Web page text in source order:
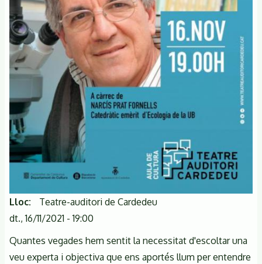
Lloc
Teatre-auditori de Cardedeu
dt., 16/11/2021 - 19:00
Quantes vegades hem sentit la necessitat d'escoltar una
veu experta i objectiva que ens aportés llum per entendre